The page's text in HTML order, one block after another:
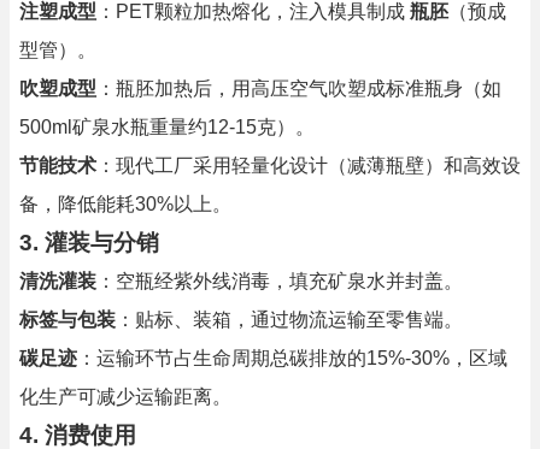
注塑成型 ：PET颗粒加热熔化，注入模具制成 瓶胚 （预成
型管）。
吹塑成型 ：瓶胚加热后，用高压空气吹塑成标准瓶身（如
500ml矿泉水瓶重量约12-15克）。
节能技术 ：现代工厂采用轻量化设计（减薄瓶壁）和高效设
备，降低能耗30%以上。
3. 灌装与分销
清洗灌装 ：空瓶经紫外线消毒，填充矿泉水并封盖。
标签与包装 ：贴标、装箱，通过物流运输至零售端。
碳足迹 ：运输环节占生命周期总碳排放的15%-30%，区域
化生产可减少运输距离。
4. 消费使用